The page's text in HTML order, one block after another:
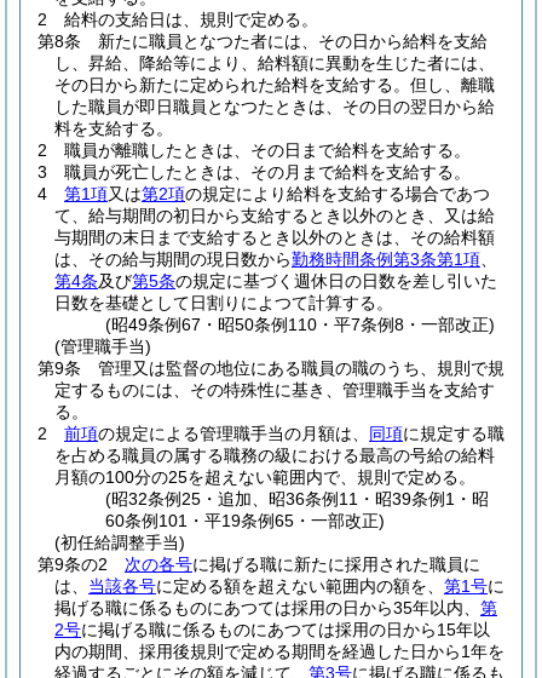
2
給料の支給日は、規則で定める。
第8条
新たに職員となつた者には、その日から給料を支給
し、昇給、降給等により、給料額に異動を生じた者には、
その日から新たに定められた給料を支給する。 但し、離職
した職員が即日職員となつたときは、その日の翌日から給
料を支給する。
2
職員が離職したときは、その日まで給料を支給する。
3
職員が死亡したときは、その月まで給料を支給する。
4
第1項又は第2項の規定により給料を支給する場合であつ
て、給与期間の初日から支給するとき以外のとき、又は給
与期間の末日まで支給するとき以外のときは、その給料額
は、その給与期間の現日数から勤務時間条例第3条第1項
第4条及び第5条の規定に基づく週休日の日数を差し引いた
日数を基礎として日割りによつて計算する。
(昭49条例67・昭50条例110・平7条例8・一部改正)
(管理職手当)
第9条
管理又は監督の地位にある職員の職のうち、規則で規
定するものには、その特殊性に基き、管理職手当を支給す
る。
2
前項の規定による管理職手当の月額は、 同項に規定する職
を占める職員の属する職務の級における最高の号給の給料
月額の100分の25を超えない範囲内で、規則で定める。
(昭32条例25・追加、昭36条例11・昭39条例1・昭
60条例101・平19条例65・一部改正)
(初任給調整手当)
第9条の2
次の各号に掲げる職に新たに採用された職員に
は、 当該各号に定める額を超えない範囲内の額を、 第1号に
掲げる職に係るものにあつては採用の日から35年以内、 第
2号に掲げる職に係るものにあつては採用の日から15年以
内の期間、採用後規則で定める期間を経過した日から1年を
経過するごとにその額を減じて、 第3号に掲げる職に係るも